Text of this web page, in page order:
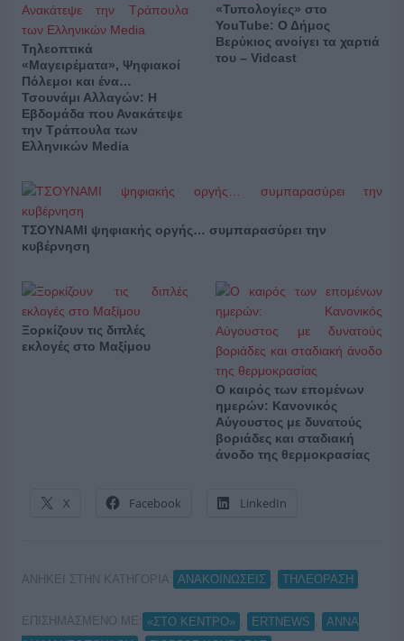
Τηλεοπτικά
«Μαγειρέματα», Ψηφιακοί
Πόλεμοι και ένα…
Τσουνάμι Αλλαγών: Η
Εβδομάδα που Ανακάτεψε
την Τράπουλα των
Ελληνικών Media
«Τυπολογίες» στο
YouTube: Ο Δήμος
Βερύκιος ανοίγει τα χαρτιά
του – Vidcast
ΤΣΟΥΝΑΜΙ ψηφιακής οργής… συμπαρασύρει την
κυβέρνηση
Ξορκίζουν τις διπλές
εκλογές στο Μαξίμου
Ο καιρός των επομένων
ημερών: Κανονικός
Αύγουστος με δυνατούς
βοριάδες και σταδιακή
άνοδο της θερμοκρασίας
X Facebook LinkedIn
ΑΝΗΚΕΙ ΣΤΗΝ ΚΑΤΗΓΟΡΙΑ: ΑΝΑΚΟΙΝΩΣΕΙΣ ΤΗΛΕΟΡΑΣΗ
ΕΠΙΣΗΜΑΣΜΕΝΟ ΜΕ: «ΣΤΟ ΚΕΝΤΡΟ» ERTNEWS
ΑΝΝΑ